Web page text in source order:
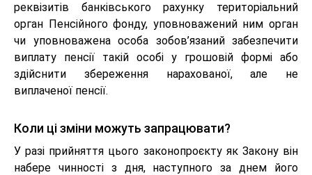
реквізитів банківського рахунку територіальний
орган Пенсійного фонду, уповноважений ним орган
чи уповноважена особа зобов’язаний забезпечити
виплату пенсії такій особі у грошовій формі або
здійснити збереження нарахованої, але не
виплаченої пенсії.
Коли ці зміни можуть запрацювати?
У разі прийняття цього законопроєкту як Закону він
набере чинності з дня, наступного за днем його